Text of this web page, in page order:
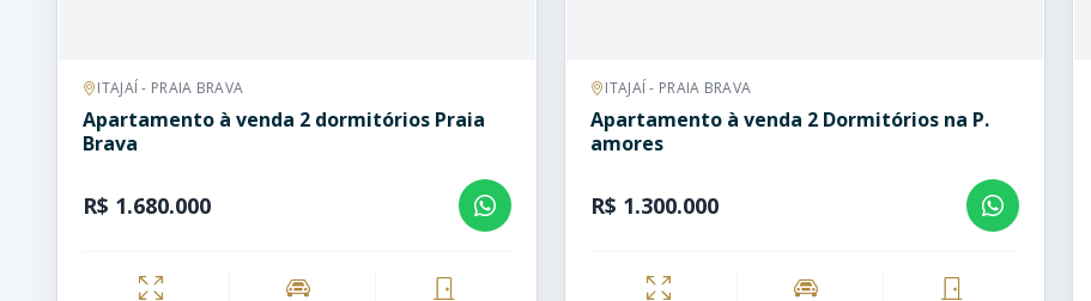
ITAJAÍ - PRAIA BRAVA
Apartamento à venda 2 dormitórios Praia
Brava
R$ 1.680.000
ITAJAÍ - PRAIA BRAVA
Apartamento à venda 2 Dormitórios na P.
amores
R$ 1.300.000